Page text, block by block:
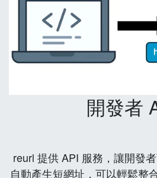
開發者
reurl 提供 API 服務，讓開發
自動產生短網址，可以輕鬆整